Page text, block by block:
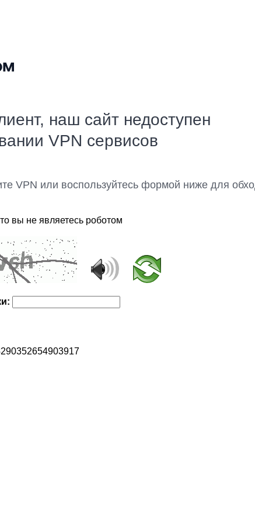
наш сайт недоступен
VPN сервисов
VPN или воспользуйтесь формой ниже для
вы не являетесь роботом